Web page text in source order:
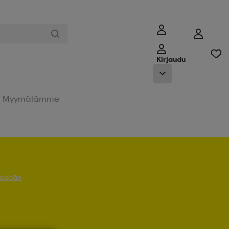
Kirjaudu
Myymälämme